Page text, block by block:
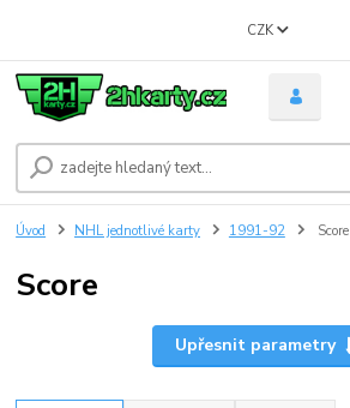
CZK
Úvod NHL jednotlivé karty 1991-92 Score
Score
Upřesnit parametry